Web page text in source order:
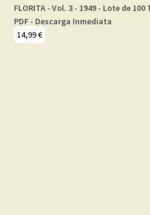
FLORITA - Vol. 3 - 1949 - Lote de
PDF - Descarga Inmediata
14,99€